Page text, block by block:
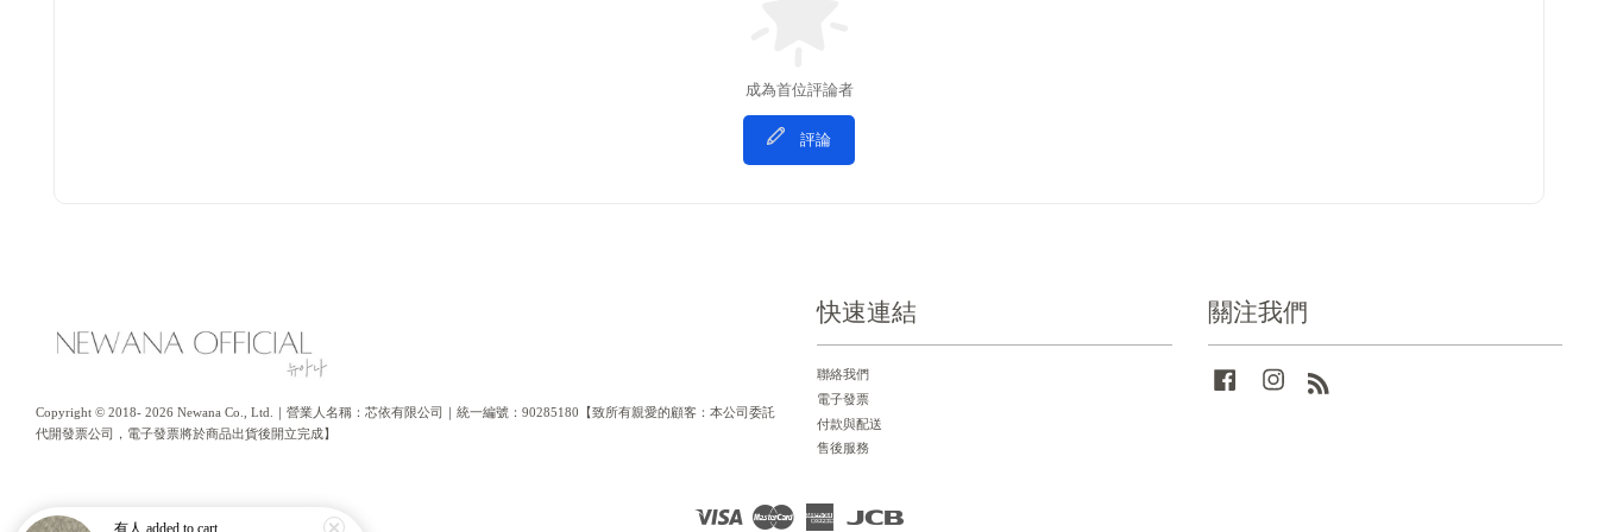
成為首位評論者
評論
Copyright © 2018- 2026 Newana Co., Ltd.｜營業人名稱：芯依有限公司｜統一編號：90285180【致所有親愛的顧客：本公司委託
代開發票公司，電子發票將於商品出貨後開立完成】
快速連結
聯絡我們
電子發票
付款與配送
售後服務
關注我們
Facebook Instagram
Visa
American
有人 added to cart